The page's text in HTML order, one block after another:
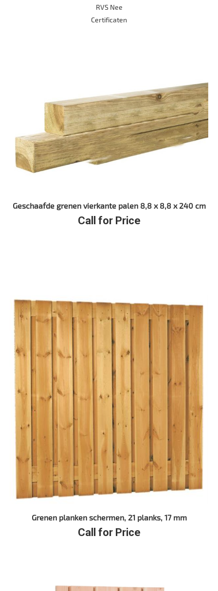
RVS Nee
Certificaten
Geschaafde grenen vierkante palen 8,8 x 8,8 x 240 cm
Call for Price
Grenen planken schermen, 21 planks, 17 mm
Call for Price